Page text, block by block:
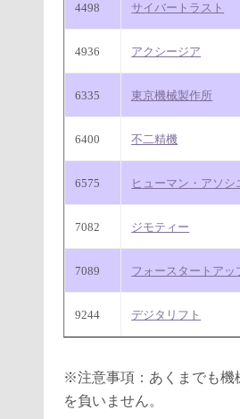
4498 サイバートラスト
4936 アクシージア
6335 東京機械製作所
6400 不二精機
6575 ヒューマン・アソ
7082 ジモティー
7089 フォースタートアッ
9244 デジタリフト
※注意事項：あくまでも機
を負いません。